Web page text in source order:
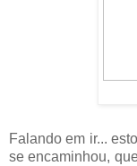
Falando em ir...
se encaminhou,